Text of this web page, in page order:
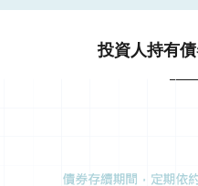
投資人持有